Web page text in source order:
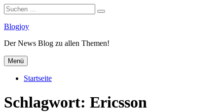
Suchen
nach:
Suchen
Zum
springen
Blogjoy
Der News Blog zu allen Themen!
Menü
Startseite
Schlagwort: Ericsson